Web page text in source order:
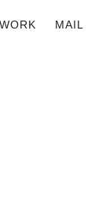
WORK MAIL